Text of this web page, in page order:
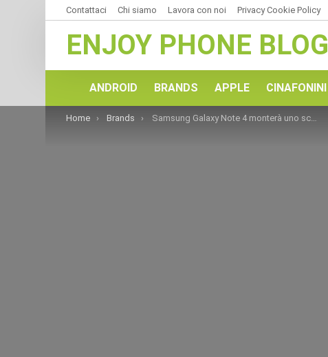
Contattaci Chi siamo Lavora con noi Privacy Cookie Policy
ENJOY PHONE BLOG
ANDROID BRANDS APPLE CINAFONINI
You are here:
Home Brands Samsung Galaxy Note 4 monterà uno scanner della retina?